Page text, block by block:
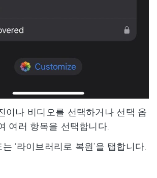
이나 비디오를 선택하거나 선택 옵
여러 항목을 선택합니다.
는 ‘라이브러리로 복원’을 탭합니다.